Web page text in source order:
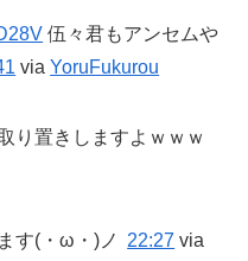
伍々君もアンセムや
viaYoruFukurou
り置きしますよｗｗｗ
す(・ω・)ノ 22:27 via